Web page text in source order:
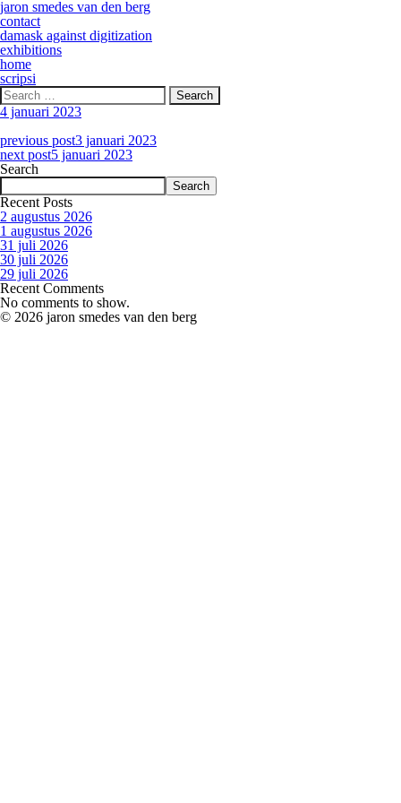
jaron smedes van den berg
contact
damask against digitization
exhibitions
home
scripsi
Search
for:
4 januari 2023
previous post3 januari 2023
next post5 januari 2023
Search
Search
Recent Posts
2 augustus 2026
1 augustus 2026
31 juli 2026
30 juli 2026
29 juli 2026
Recent Comments
No comments to show.
© 2026 jaron smedes van den berg